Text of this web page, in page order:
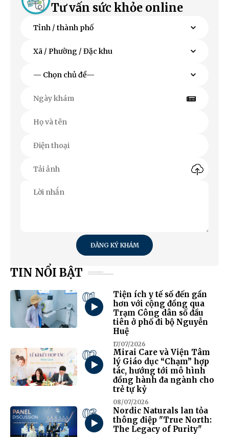
Tư vấn sức khỏe online
ĐĂNG KÝ KHÁM
TIN NỔI BẬT
01
Tiện ích y tế số đến gần
hơn với cộng đồng qua
Trạm Công dân số đầu
tiên ở phố đi bộ Nguyễn
Huệ
17/07/2026
02
Mirai Care và Viện Tâm
lý Giáo dục “Chạm” hợp
tác, hướng tới mô hình
đồng hành đa ngành cho
trẻ tự kỷ
08/07/2026
03
Nordic Naturals lan tỏa
thông điệp "True North:
The Legacy of Purity"